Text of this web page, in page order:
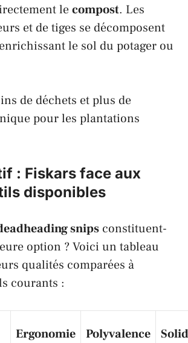
lecompost. Les
et de tiges se décomposent
le sol du potager ou
de déchets et plus de
pour les plantations
: Fiskars face aux
disponibles
snips constituent-
option ? Voici un tableau
qualités comparées à
courants :
Ergonomie Polyvalence